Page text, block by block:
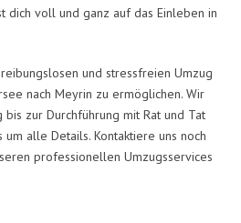
dich voll und ganz auf das Einleben in
und stressfreien Umzug
nach Meyrin zu ermöglichen. Wir
zur Durchführung mit Rat und Tat
alle Details. Kontaktiere uns noch
professionellen Umzugsservices